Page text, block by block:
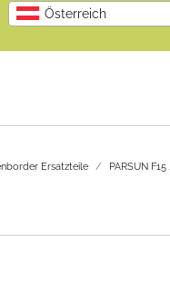
Österreich
Ersatzteile
PARSUN